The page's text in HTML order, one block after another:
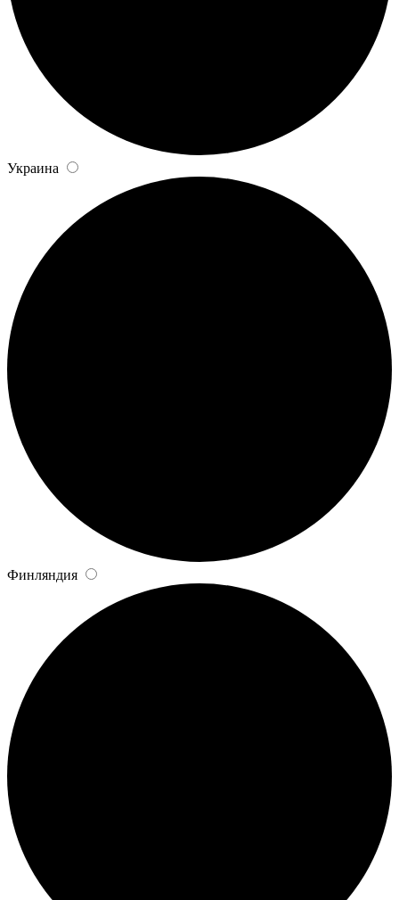
Украина
Финляндия